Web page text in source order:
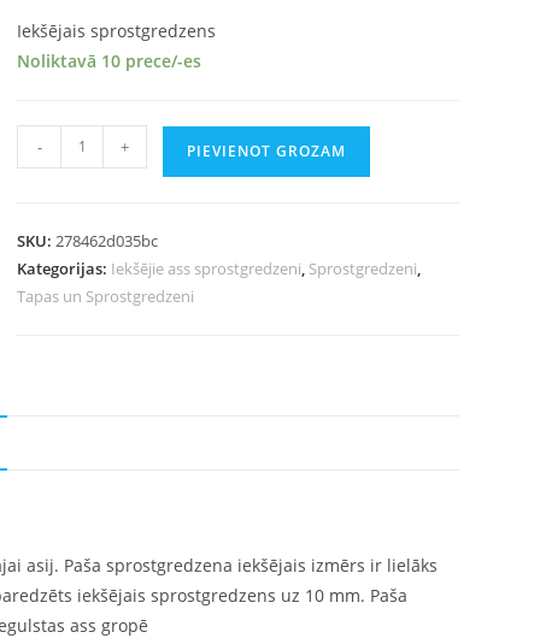
Iekšējais sprostgredzens
Noliktavā 10 prece/-es
- + PIEVIENOT GROZAM
SKU:278462d035bc
Kategorijas: Iekšējie ass sprostgredzeni, Sprostgredzeni,
Tapas un Sprostgredzeni
asij. Paša sprostgredzena iekšējais izmērs ir lielāks
iekšējais sprostgredzens uz 10 mm. Paša
ass gropē